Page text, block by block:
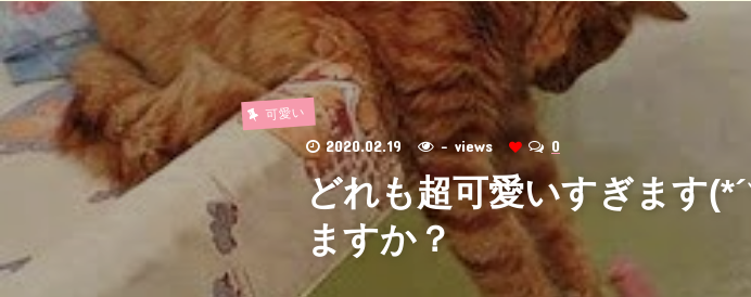
可愛い
2020.02.19 - views 0
どれも超可愛いすぎます
ますか？